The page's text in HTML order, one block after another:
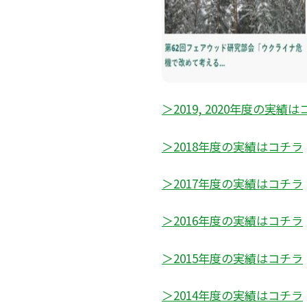
＞2019, 2020年度の実績は
＞2018年度の実績はコチラ
＞2017年度の実績はコチラ
＞2016年度の実績はコチラ
＞2015年度の実績はコチラ
＞2014年度の実績はコチラ